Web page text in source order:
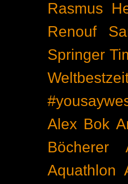
Rasmus
Renouf
Springer
Alex Bok
Böcherer
Aquathlon